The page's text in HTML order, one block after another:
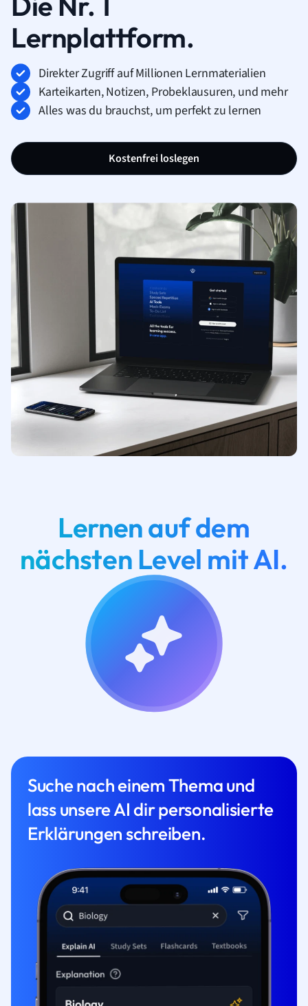
Lernplattform.
Direkter Zugriff auf Millionen Lernmaterialien
Karteikarten, Notizen, Probeklausuren, und mehr
Alles was du brauchst, um perfekt zu lernen
Kostenfrei loslegen
Lernen auf dem
nächsten Level mit AI.
Suche nach einem Thema und
lass unsere AI dir personalisierte
Erklärungen schreiben.